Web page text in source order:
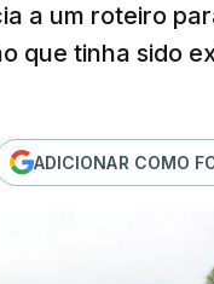
a um roteiro
que tinha sido
ADICIONAR COMO